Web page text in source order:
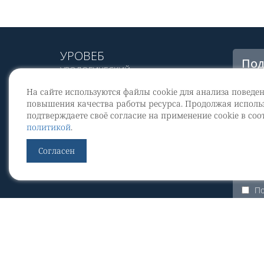
На сайте используются файлы cookie для анализа
повышения качества работы ресурса. Продолжая
подтверждаете своё согласие на применение cookie в
политикой.
Согласен
УРОВЕБ
УРОЛОГИЧЕСКИЙ
© 2002 - 2026
МЕДИАКИТ 2023